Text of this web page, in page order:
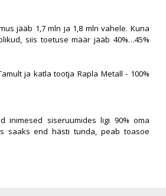
jääb 1,7 mln ja 1,8 mln vahele. Kuna
siis toetuse määr jääb 40%…45%
ja katla tootja Rapla Metall - 100%
inimesed siseruumides ligi 90% oma
saaks end hästi tunda, peab toasoe